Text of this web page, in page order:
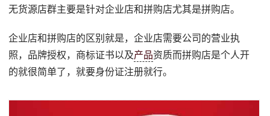
无货源店群主要是针对企业店和拼购店尤其是拼购店。
企业店和拼购店的区别就是，企业店需要公司的营业执
照，品牌授权，商标证书以及产品资质而拼购店是个人开
的就很简单了，就要身份证注册就行。